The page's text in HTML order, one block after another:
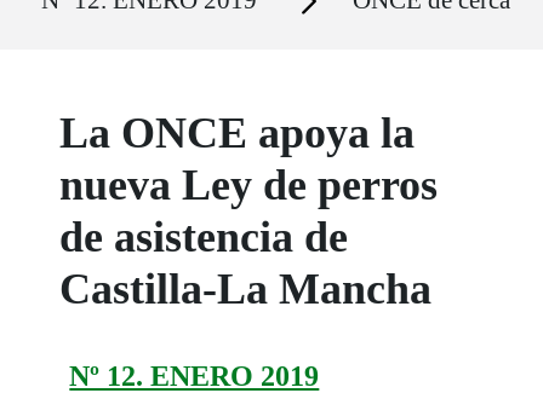
La ONCE apoya la
nueva Ley de perros
de asistencia de
Castilla-La Mancha
Nº 12. ENERO 2019